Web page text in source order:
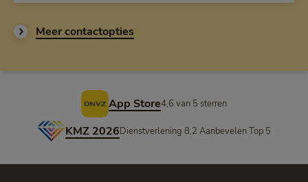
Meer contactopties
App Store4,6 van 5 sterren
KMZ 2026Dienstverlening 8,2 Aanbevelen Top 5